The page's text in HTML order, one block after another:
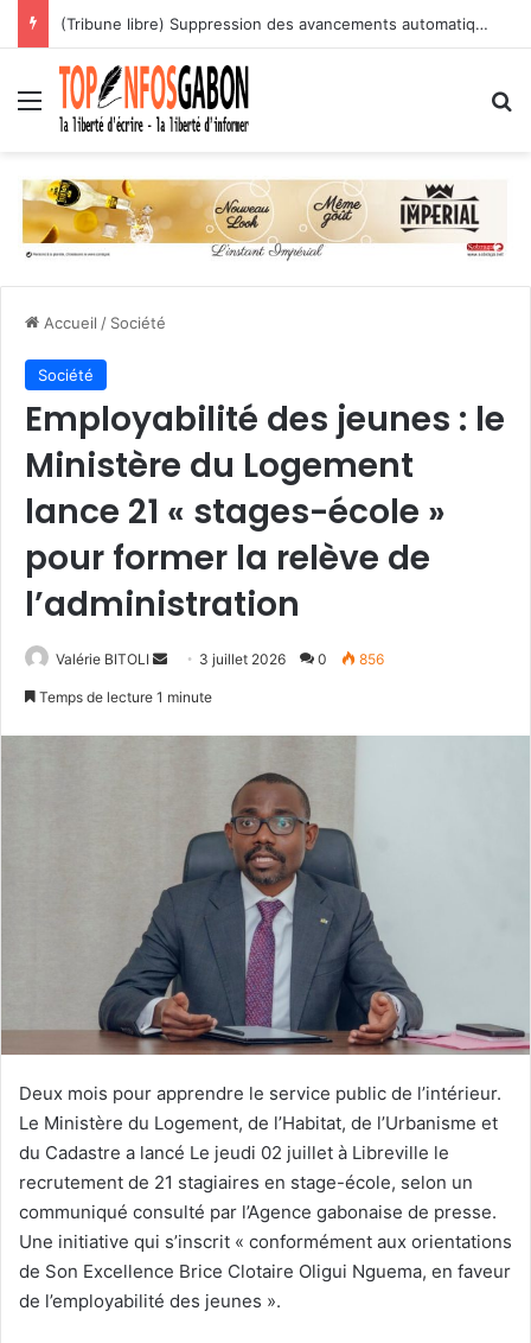
(Tribune libre) Suppression des avancements automatiques : l’assassinat programmé des carrières des agents publics
Menu
Accueil / Société
Société
Employabilité des jeunes : le
Ministère du Logement
lance 21 « stages-école »
pour former la relève de
l’administration
Valérie BITOLI
n
o
u
r
r
i
e
3 juillet 2026 0 856
Temps de lecture 1 minute
Deux mois pour apprendre le service public de l’intérieur.
Le Ministère du Logement, de l’Habitat, de l’Urbanisme et
du Cadastre a lancé Le jeudi 02 juillet à Libreville le
recrutement de 21 stagiaires en stage-école, selon un
communiqué consulté par l’Agence gabonaise de presse.
Une initiative qui s’inscrit « conformément aux orientations
de Son Excellence Brice Clotaire Oligui Nguema, en faveur
de l’employabilité des jeunes ».